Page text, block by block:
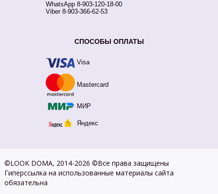
WhatsApp 8-903-120-18-00
Viber 8-903-366-62-53
СПОСОБЫ ОПЛАТЫ
Visa
Mastercard
МИР
Яндекс
©LOOK DOMA, 2014-2026 ©Все права защищены
Гиперссылка на использованные материалы сайта
обязательна